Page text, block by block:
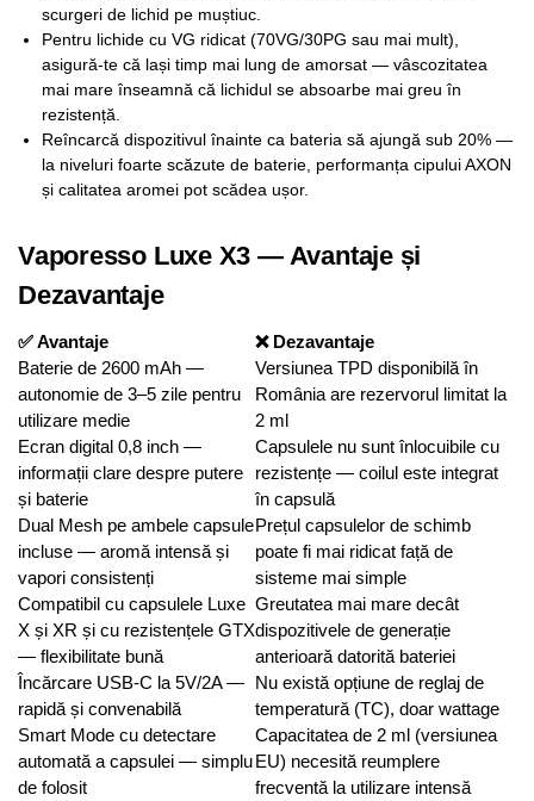
scurgeri de lichid pe muștiuc.
Pentru lichide cu VG ridicat (70VG/30PG sau mai mult),
asigură-te că lași timp mai lung de amorsat — vâscozitatea
mai mare înseamnă că lichidul se absoarbe mai greu în
rezistență.
Reîncarcă dispozitivul înainte ca bateria să ajungă sub 20% —
la niveluri foarte scăzute de baterie, performanța cipului AXON
și calitatea aromei pot scădea ușor.
Vaporesso Luxe X3 — Avantaje și
Dezavantaje
✅ Avantaje
❌ Dezavantaje
Baterie de 2600 mAh —
autonomie de 3–5 zile pentru
utilizare medie
Versiunea TPD disponibilă în
România are rezervorul limitat la
2 ml
Ecran digital 0,8 inch —
informații clare despre putere
și baterie
Capsulele nu sunt înlocuibile cu
rezistențe — coilul este integrat
în capsulă
Dual Mesh pe ambele capsule
incluse — aromă intensă și
vapori consistenți
Prețul capsulelor de schimb
poate fi mai ridicat față de
sisteme mai simple
Compatibil cu capsulele Luxe
X și XR și cu rezistențele GTX
— flexibilitate bună
Greutatea mai mare decât
dispozitivele de generație
anterioară datorită bateriei
Încărcare USB-C la 5V/2A —
rapidă și convenabilă
Nu există opțiune de reglaj de
temperatură (TC), doar wattage
Smart Mode cu detectare
automată a capsulei — simplu
de folosit
Capacitatea de 2 ml (versiunea
EU) necesită reumplere
frecventă la utilizare intensă